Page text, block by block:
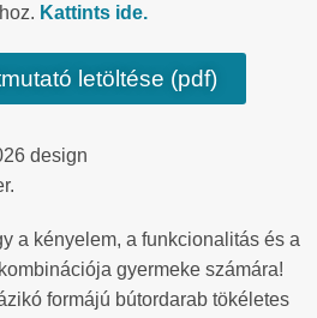
Kattints ide.
letöltése (pdf)
design
a kényelem, a funkcionalitás és a
gyermeke számára!
formájú bútordarab tökéletes